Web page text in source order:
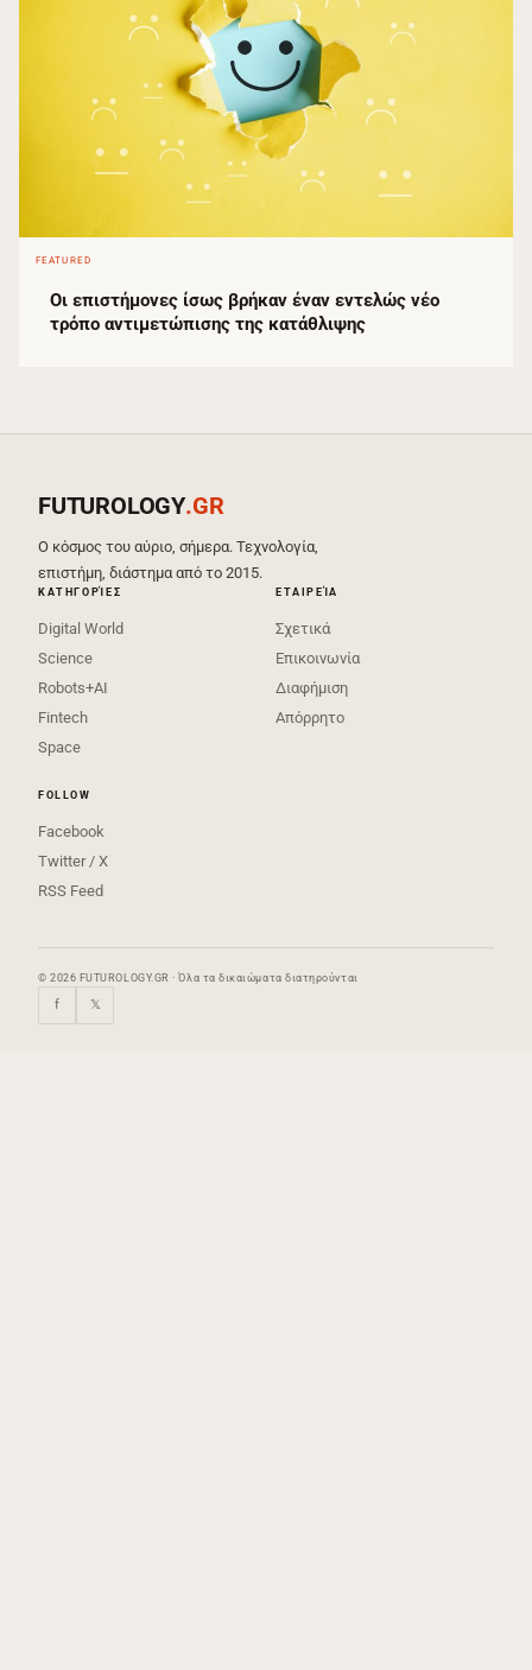
FEATURED
Οι επιστήμονες ίσως βρήκαν έναν εντελώς νέο
τρόπο αντιμετώπισης της κατάθλιψης
FUTUROLOGY.GR
Ο κόσμος του αύριο, σήμερα. Τεχνολογία,
επιστήμη, διάστημα από το 2015.
ΚΑΤΗΓΟΡΊΕΣ
Digital World
Science
Robots+AI
Fintech
Space
ΕΤΑΙΡΕΊΑ
Σχετικά
Επικοινωνία
Διαφήμιση
Απόρρητο
FOLLOW
Facebook
Twitter / X
RSS Feed
© 2026 FUTUROLOGY.GR · Όλα τα δικαιώματα διατηρούνται
f 𝕏